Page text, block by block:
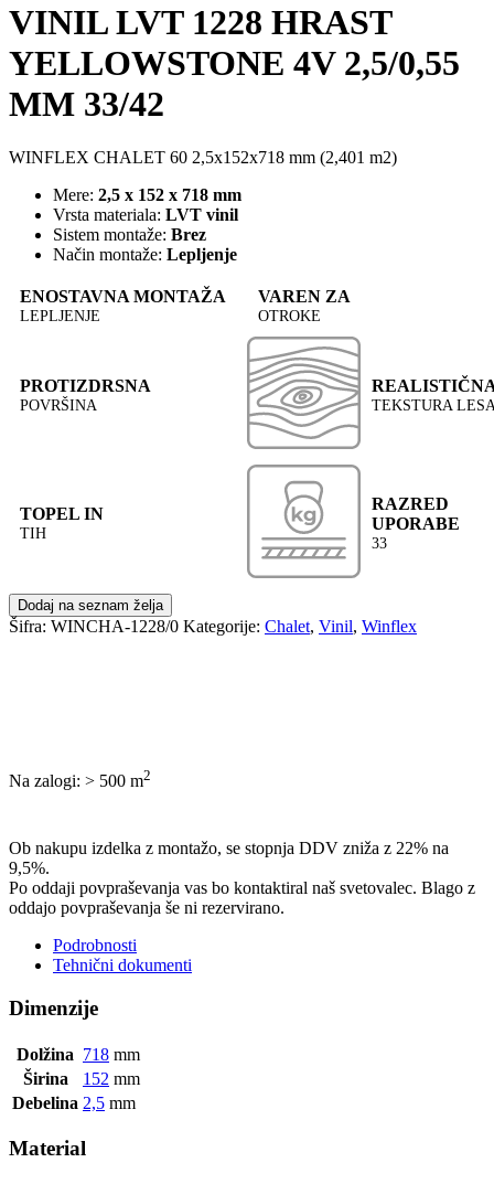
VINIL LVT 1228 HRAST
YELLOWSTONE 4V 2,5/0,55
MM 33/42
WINFLEX CHALET 60 2,5x152x718 mm (2,401 m2)
Mere: 2,5 x 152 x 718 mm
Vrsta materiala: LVT vinil
Sistem montaže: Brez
Način montaže: Lepljenje
ENOSTAVNA MONTAŽA
LEPLJENJE
VAREN ZA
OTROKE
PROTIZDRSNA
POVRŠINA TEKSTURA
TOPEL IN
TIH
RAZRED
UPORABE
33
Dodaj na seznam želja
Šifra: WINCHA-1228/0 Kategorije: Chalet, Vinil, Winflex
Na zalogi: > 500 m2
Ob nakupu izdelka z montažo, se stopnja DDV zniža z 22% na
9,5%.
Po oddaji povpraševanja vas bo kontaktiral naš svetovalec. Blago z
oddajo povpraševanja še ni rezervirano.
Podrobnosti
Tehnični dokumenti
Dimenzije
Dolžina 718 mm
Širina
152 mm
Debelina 2,5 mm
Material